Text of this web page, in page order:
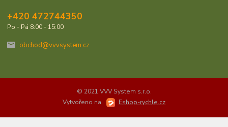
+420 472744350
Po - Pá 8:00 - 15:00
obchod@vvvsystem.cz
© 2021 VVV System s.r.o.
Vytvořeno na
Eshop-rychle.cz